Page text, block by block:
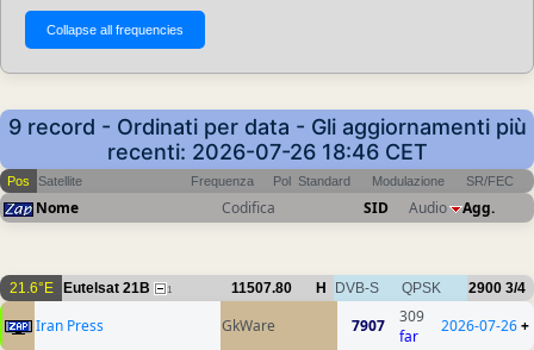
9 record - Ordinati per data - Gli aggiornamenti più
recenti: 2026-07-26 18:46 CET
Pos Satellite Frequenza Pol Standard Modulazione SR/FEC
Nome Codifica SID Audio Agg.
21.6°E Eutelsat 21B 1 11507.80 H DVB-S QPSK 2900 3/4
Iran Press GkWare 7907
309
far
2026-07-26+